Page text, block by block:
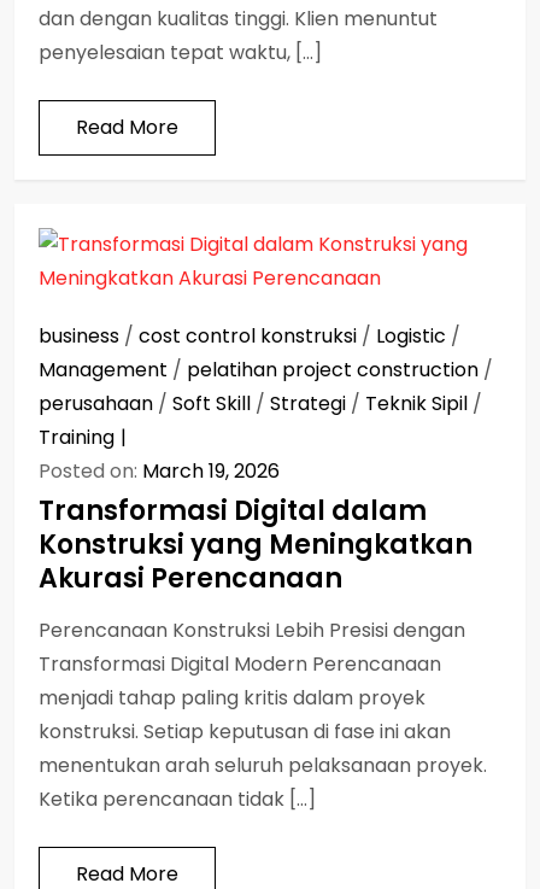
dan dengan kualitas tinggi. Klien menuntut
penyelesaian tepat waktu, […]
Read More
business / cost control konstruksi / Logistic /
Management / pelatihan project construction /
perusahaan / Soft Skill / Strategi / Teknik Sipil /
Training
Posted on: March 19, 2026
Transformasi Digital dalam
Konstruksi yang Meningkatkan
Akurasi Perencanaan
Perencanaan Konstruksi Lebih Presisi dengan
Transformasi Digital Modern Perencanaan
menjadi tahap paling kritis dalam proyek
konstruksi. Setiap keputusan di fase ini akan
menentukan arah seluruh pelaksanaan proyek.
Ketika perencanaan tidak […]
Read More